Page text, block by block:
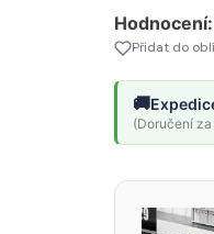
Hodnocení:
Přidat do
🚚
(Doručení